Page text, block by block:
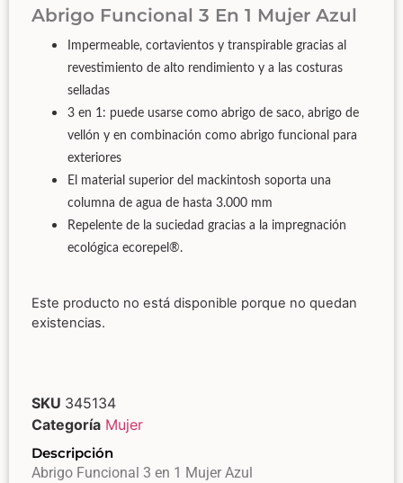
Abrigo Funcional 3 En 1 Mujer Azul
Impermeable, cortavientos y transpirable gracias al
revestimiento de alto rendimiento y a las costuras
selladas
3 en 1: puede usarse como abrigo de saco, abrigo de
vellón y en combinación como abrigo funcional para
exteriores
El material superior del mackintosh soporta una
columna de agua de hasta 3.000 mm
Repelente de la suciedad gracias a la impregnación
ecológica ecorepel®.
Este producto no está disponible porque no quedan
existencias.
SKU 345134
Categoría Mujer
Descripción
Abrigo Funcional 3 en 1 Mujer Azul